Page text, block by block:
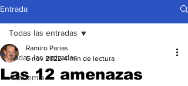
Entrada
Todas las entradas
Academia
Todas las entradas
Las 12 amenazas
Ramiro Parias
6 nov 2022 4 min de lectura